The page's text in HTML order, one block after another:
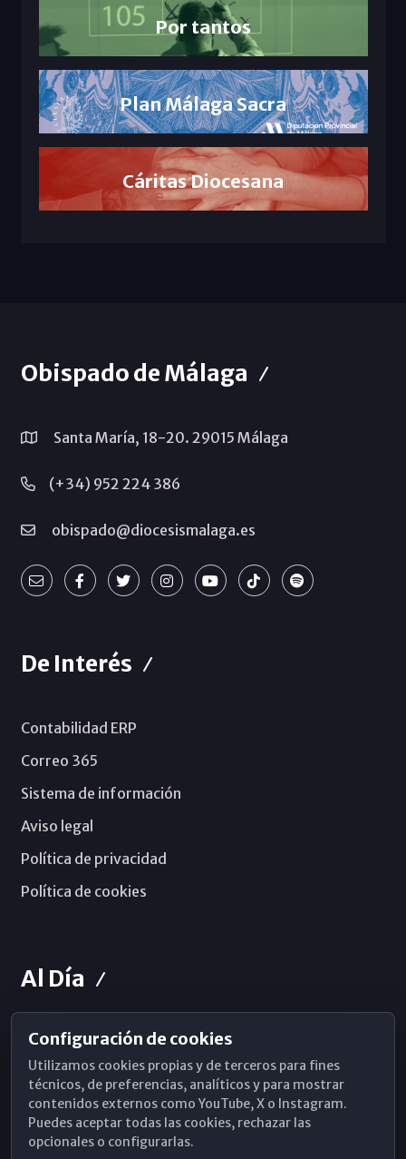
Por tantos
Plan Málaga Sacra
Cáritas Diocesana
Obispado de Málaga
Santa María, 18-20. 29015 Málaga
(+34) 952 224 386
obispado@diocesismalaga.es
De Interés
Contabilidad ERP
Correo 365
Sistema de información
Aviso legal
Política de privacidad
Política de cookies
Al Día
Horarios de Misa
Hemeroteca
WhatsApp
Configuración de cookies
Utilizamos cookies propias y de terceros para fines
técnicos, de preferencias, analíticos y para mostrar
contenidos externos como YouTube, X o Instagram.
Puedes aceptar todas las cookies, rechazar las
opcionales o configurarlas.